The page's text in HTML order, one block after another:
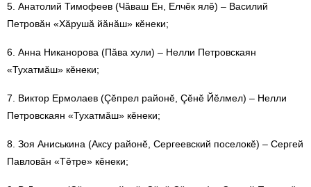
5. Анатолий Тимофеев (Чăваш Ен, Елчӗк ялӗ) – Василий
Петровăн «Хăрушă йăнăш» кӗнеки;
6. Анна Никанорова (Пăва хули) – Нелли Петровскаян
«Тухатмăш» кӗнеки;
7. Виктор Ермолаев (Çӗпрел районӗ, Çӗнӗ Йӗлмел) – Нелли
Петровскаян «Тухатмăш» кӗнеки;
8. Зоя Аниськина (Аксу районӗ, Сергеевский поселокӗ) – Сергей
Павловăн «Тӗтре» кӗнеки;